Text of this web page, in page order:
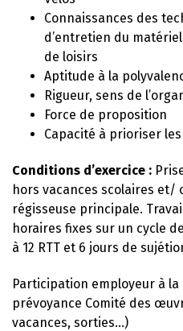
Connaissances des
d’entretien du
de loisirs
Aptitude à la
Rigueur, sens de
Force de proposition
Capacité à prioriser
Conditions d’exercice :
hors vacances scolaires et/
régisseuse principale.
horaires fixes sur un cycle
à 12 RTT et 6 jours de
Participation employeur à
prévoyance Comité des
vacances, sorties…)